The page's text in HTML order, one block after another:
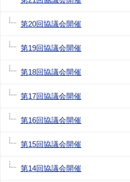
第20回協議会開催
第19回協議会開催
第18回協議会開催
第17回協議会開催
第16回協議会開催
第15回協議会開催
第14回協議会開催